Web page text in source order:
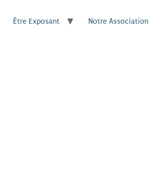
Être Exposant Notre Association